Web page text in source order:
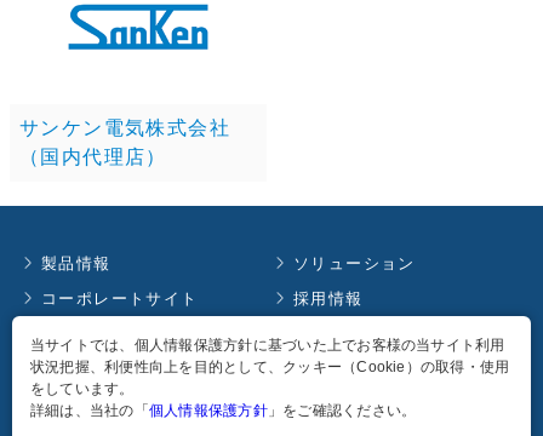
サンケン電気株式会社
（国内代理店）
製品情報
ソリューション
コーポレートサイト
採用情報
イベント情報
コラム
English
個人情報保護方針
当サイトでは、個人情報保護方針に基づいた上でお客様の当サイト利用
状況把握、利便性向上を目的として、クッキー（Cookie）の取得・使用
をしています。
詳細は、当社の「 個人情報保護方針」をご確認ください。